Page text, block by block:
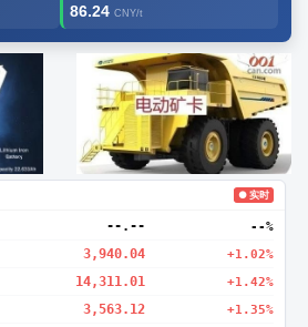
86.24 CNY/t
创新
● 实时
--.-- --%
3,940.04 +1.02%
14,311.01 +1.42%
3,563.12 +1.35%